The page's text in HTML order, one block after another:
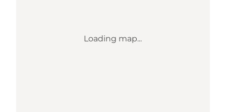
Loading map...